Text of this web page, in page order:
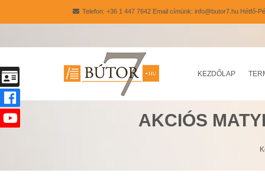
Telefon: +36 1 447 7642 Email címünk: info@butor7.hu Hétfő-
KEZDŐLAP
AKCIÓS